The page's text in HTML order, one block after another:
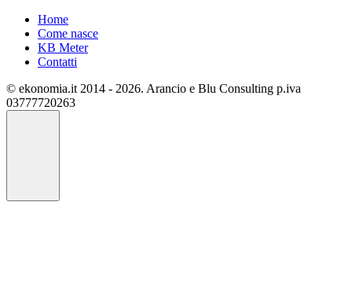
Home
Come nasce
KB Meter
Contatti
© ekonomia.it 2014 - 2026. Arancio e Blu Consulting p.iva
03777720263